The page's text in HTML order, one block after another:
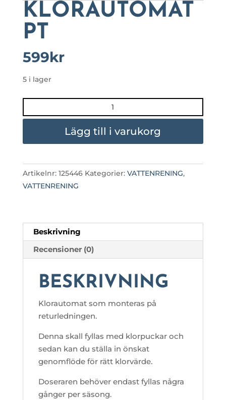
KLORAUTOMAT
PT
599kr
5 i lager
PT
Lägg till i varukorg
Artikelnr: 125446 Kategorier: VATTENRENING,
VATTENRENING
Beskrivning
Recensioner (0)
BESKRIVNING
Klorautomat som monteras på
returledningen.
Denna skall fyllas med klorpuckar och
sedan kan du ställa in önskat
genomflöde för rätt klorvärde.
Doseraren behöver endast fyllas några
gånger per säsong.